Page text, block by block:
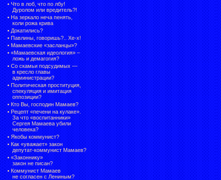
• Что в лоб, что по лбу!
Дуролом или вредитель?!
• На зеркало неча пенять,
коли рожа крива
• Докатились?
• Павлины, говоришь?.. Хе-х!
• Мамаевские «засланцы»?
• «Мамаевская идеология» –
ложь и демагогия?
• Со скамьи подсудимых —
в кресло главы
администрации?
• Политическая проституция,
спекуляция и имитация
оппозиции?
• Кто Вы, господин Мамаев?
• Рецепт «печени на кулаке».
За что «воспитанники»
Сергея Мамаева убили
человека?
• Якобы коммунист?
• Как «уважает» закон
депутат-коммунист Мамаев?
• «Законнику»
закон не писан?
• Коммунист Мамаев
не согласен с Лениным?